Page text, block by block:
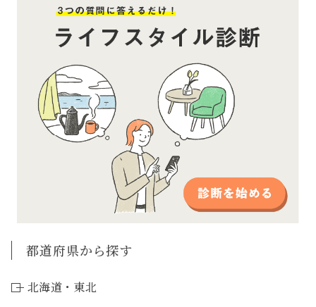
都道府県から探す
北海道・東北